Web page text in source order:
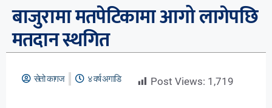
बाजुरामा मतपेटिकामा आगो लागेपछि
मतदान स्थगित
सेतो कागज ४ वर्ष अगाडि Post Views: 1,719